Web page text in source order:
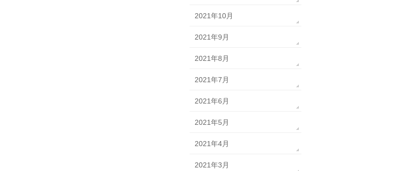
2021年10月
2021年9月
2021年8月
2021年7月
2021年6月
2021年5月
2021年4月
2021年3月